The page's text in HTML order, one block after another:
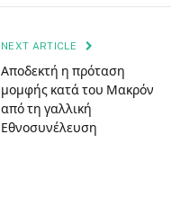
NEXT ARTICLE
Αποδεκτή η πρόταση
μομφής κατά του Μακρόν
από τη γαλλική
Εθνοσυνέλευση